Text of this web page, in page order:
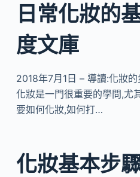
日常化妝的
度文庫
2018年7月1日 – 導讀:化妝
化妝是一門很重要的學問,尤
要如何化妝,如何打…
化妝基本步